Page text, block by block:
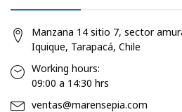
Manzana 14 sitio 7, sector
Iquique, Tarapacá, Chile
Working hours:
09:00 a 14:30 hrs
ventas@marensepia.com